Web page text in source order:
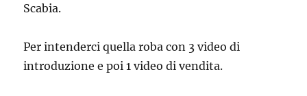
Scabia.
Per intenderci quella roba con 3 video di
introduzione e poi 1 video di vendita.